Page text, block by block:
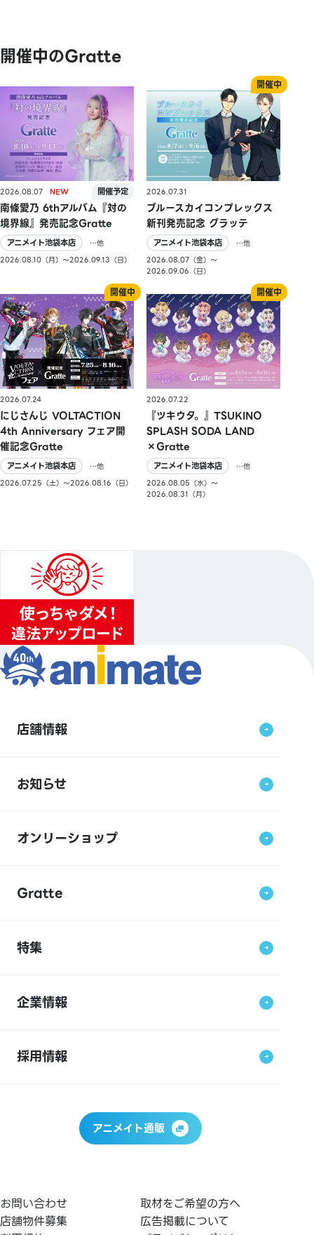
開催中のGratte
2026.08.07
南條愛乃 6thアルバム『対の
境界線』発売記念Gratte
アニメイト池袋本店
…他
2026.08.10（月）〜2026.09.13（日）
2026.07.31
ブルースカイコンプレックス
新刊発売記念 グラッテ
アニメイト池袋本店
…他
2026.08.07（金）〜
2026.09.06（日）
2026.07.24
にじさんじ VOLTACTION
4th Anniversary フェア開
催記念Gratte
アニメイト池袋本店
…他
2026.07.25（土）〜2026.08.16（日）
2026.07.22
『ツキウタ。』TSUKINO
SPLASH SODA LAND
×Gratte
アニメイト池袋本店
…他
2026.08.05（水）〜
2026.08.31（月）
店舗情報
お知らせ
オンリーショップ
Gratte
特集
企業情報
採用情報
アニメイト通販
お問い合わせ
取材をご希望の方へ
店舗物件募集
広告掲載について